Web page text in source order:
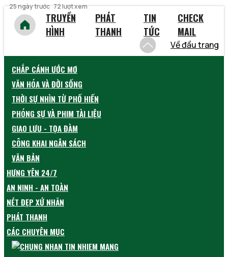
25 ngày trước 72 lượt xem
TRUYỀN
HÌNH
PHÁT
THANH
TIN
TỨC
CHECK
MAIL
Về đầu trang
CHẮP CÁNH ƯỚC MƠ
VĂN HÓA VÀ ĐỜI SỐNG
THỜI SỰ NHÌN TỪ PHỐ HIẾN
PHÓNG SỰ VÀ PHIM TÀI LIỆU
GIAO LƯU - TỌA ĐÀM
CÔNG KHAI NGÂN SÁCH
VĂN BẢN
HƯNG YÊN 24/7
AN NINH - AN TOÀN
NÉT ĐẸP XỨ NHÃN
PHÁT THANH
CÁC CHUYÊN MỤC